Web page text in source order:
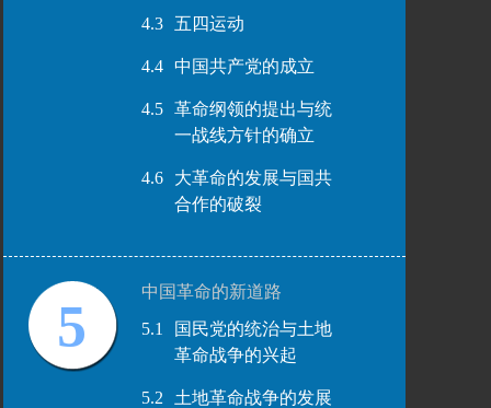
4.3 五四运动
4.4 中国共产党的成立
4.5
革命纲领的提出与统
一战线方针的确立
4.6
大革命的发展与国共
合作的破裂
5
中国革命的新道路
5.1
国民党的统治与土地
革命战争的兴起
5.2
土地革命战争的发展